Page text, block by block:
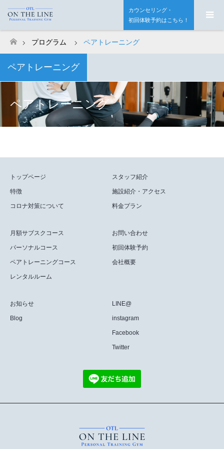
カウンセリング・
初回体験予約はこちら！
ホーム
プログラム ペアトレーニング
ペアトレーニング
ペアトレーニング
トップページ
特徴
コロナ対策について
スタッフ紹介
施設紹介・アクセス
料金プラン
月額サブスクコース
パーソナルコース
ペアトレーニングコース
レンタルルーム
お問い合わせ
初回体験予約
会社概要
お知らせ
Blog
LINE@
instagram
Facebook
Twitter